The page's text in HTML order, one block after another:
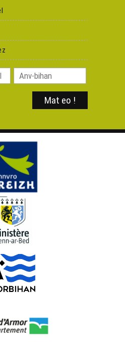
Chakod 2020
- Bec'h De'i ! an Nedeleg